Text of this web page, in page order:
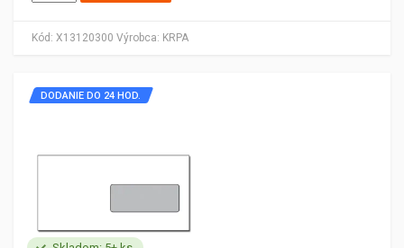
Kód: X13120300 Výrobca: KRPA
DODANIE DO 24 HOD.